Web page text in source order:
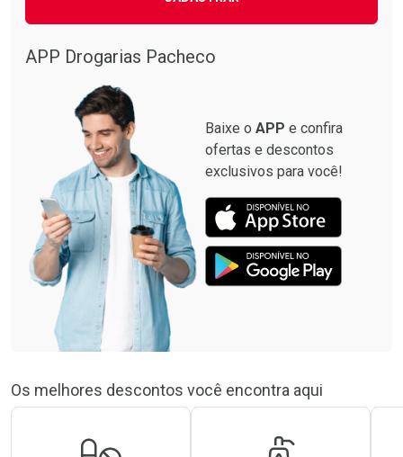
APP Drogarias Pacheco
Baixe o APP e confira
ofertas e descontos
exclusivos para você!
Os melhores descontos você encontra aqui